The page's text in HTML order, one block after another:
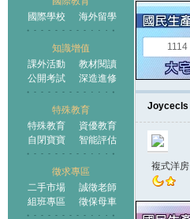
國際學校
海外留學
知識增值
課外活動
教材閱讀
公開考試
深造進修
特殊教育
特殊教育
資優教育
自閉寶寶
智能評估
徵求專區
二手市場
誠徵老師
組班專區
徵保母車
1114
Joycecls
複式洋房